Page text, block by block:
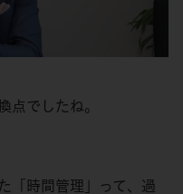
点でしたね。
「時間管理」って、過